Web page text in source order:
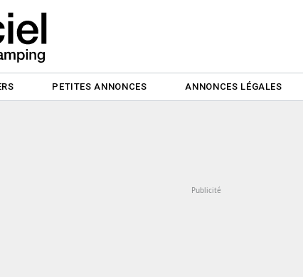
PETITES ANNONCES ANNONCES LÉGALES